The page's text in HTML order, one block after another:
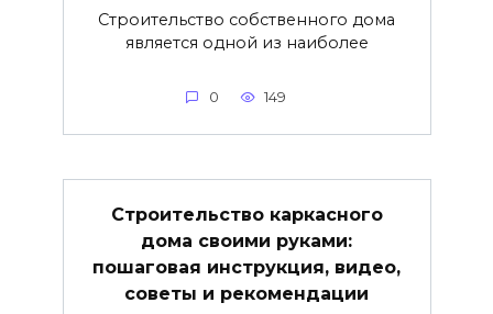
Строительство собственного дома
является одной из наиболее
0 149
Строительство каркасного
дома своими руками:
пошаговая инструкция, видео,
советы и рекомендации